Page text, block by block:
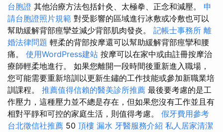
台胞證 其他治療方法包括針灸、太極拳、正念和減壓。 申
請台胞證照片規範 對受影響的區域進行冰敷或冷敷也可以
幫助緩解背部痙攣並減少背部肌肉發炎。 記帳士事務所 離
婚法律問題 輕柔的背部按摩還可以幫助緩解背部痙攣和腰
痛。 使用WordPress建站 按摩可以在家中或由註冊按摩治
療師輕柔地進行。 如果您離開一段時間後重新進入職場，
您可能需要重新培訓以更新生鏽的工作技能或參加新職業培
訓課程。 推薦值得信賴的醫美診所推薦 最後要考慮的是工
作壓力，這種壓力並不總是存在，但如果您沒有工作並且有
相對平靜和可控的家庭生活，則值得考慮。 假牙費用參考
台北徵信社推薦 50 頂樓 漏水 牙醫服務介紹 私人居家清潔